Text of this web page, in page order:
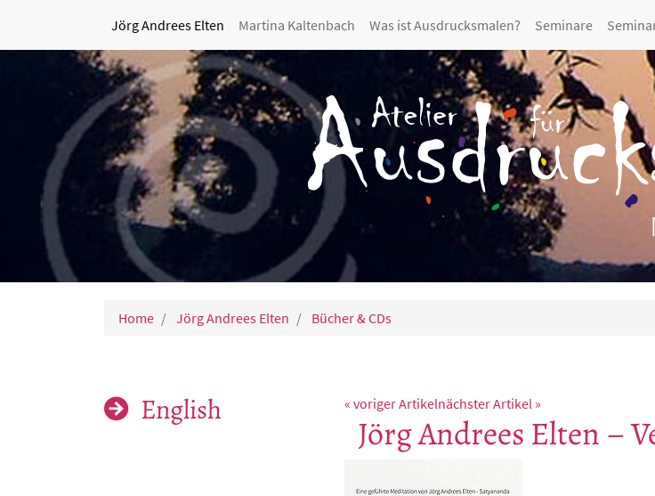
Jörg Andrees Elten Martina Kaltenbach Was ist Ausdrucksmalen? Seminare
Home Jörg Andrees Elten Bücher & CDs
« voriger Artikelnächster Artikel »
Jörg Andrees Elten –
English